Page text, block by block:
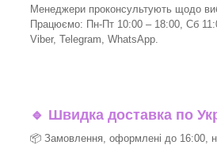
Менеджери проконсультують щодо
Працюємо: Пн-Пт 10:00 – 18:00, Сб
Viber, Telegram, WhatsApp.
🔹 Швидка доставка по
📦 Замовлення, оформлені до 16:00,